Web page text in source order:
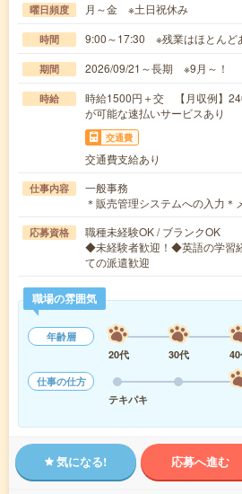
曜日頻度 月～金 ※土日祝休み
時間 9:00～17:30 ※残業はほとんど
期間 2026/09/21～長期 ※9月～！
時給
時給1500円＋交 【月収例】
が可能な速払いサービスあり
交通費
交通費支給あり
仕事内容
一般事務
＊販売管理システムへの入力
応募資格
職種未経験OK / ブランクOK
◆未経験者歓迎！◆英語の学習
ての派遣歓迎
職場の雰囲気
年齢層
20代
30代
仕事の仕方
テキパキ
気になる! 応募へ進む